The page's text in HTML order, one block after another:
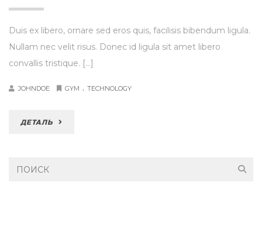
Duis ex libero, ornare sed eros quis, facilisis bibendum ligula.
Nullam nec velit risus. Donec id ligula sit amet libero
convallis tristique. […]
JOHNDOE GYM . TECHNOLOGY
ДЕТАЛЬ